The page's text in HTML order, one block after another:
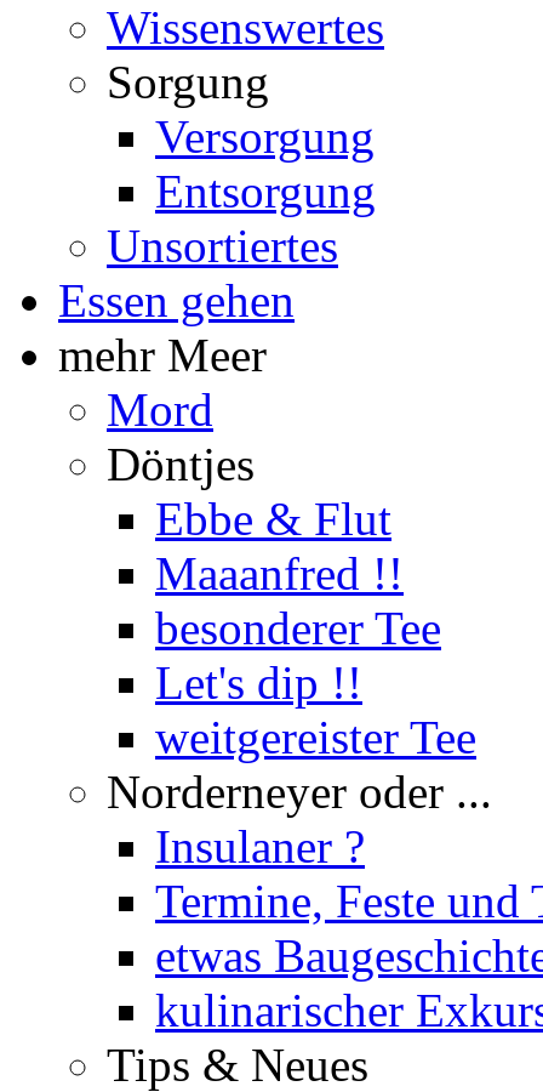
Wissenswertes
Sorgung
Versorgung
Entsorgung
Unsortiertes
Essen gehen
mehr Meer
Mord
Döntjes
Ebbe & Flut
Maaanfred !!
besonderer Tee
Let's dip !!
weitgereister Tee
Norderneyer oder ...
Insulaner ?
Termine, Feste und
etwas
kulinarischer
Tips & Neues